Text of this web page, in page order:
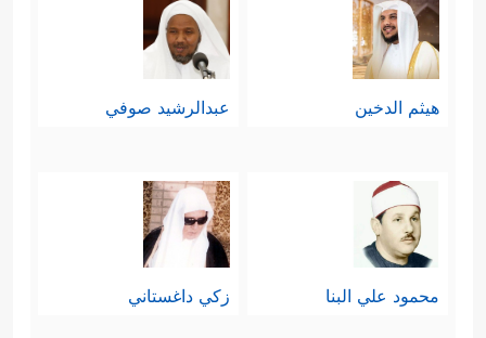
هيثم الدخين عبدالرشيد صوفي
محمود علي البنا زكي داغستاني